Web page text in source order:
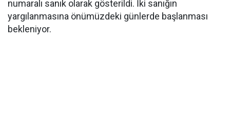
numaralı sanık olarak gösterildi. İki sanığın
yargılanmasına önümüzdeki günlerde başlanması
bekleniyor.